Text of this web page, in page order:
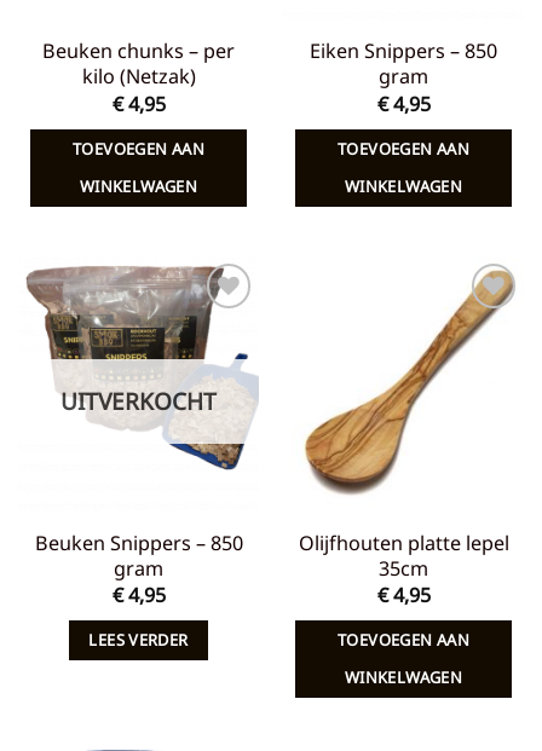
Beuken chunks – per
kilo (Netzak)
€4,95
TOEVOEGEN AAN
WINKELWAGEN
Eiken Snippers – 850
gram
€4,95
TOEVOEGEN AAN
WINKELWAGEN
Toevoegen
aan
verlanglijst
UITVERKOCHT
Beuken Snippers – 850
gram
€4,95
LEES VERDER
Toevoegen
aan
verlanglijst
Olijfhouten platte lepel
35cm
€4,95
TOEVOEGEN AAN
WINKELWAGEN